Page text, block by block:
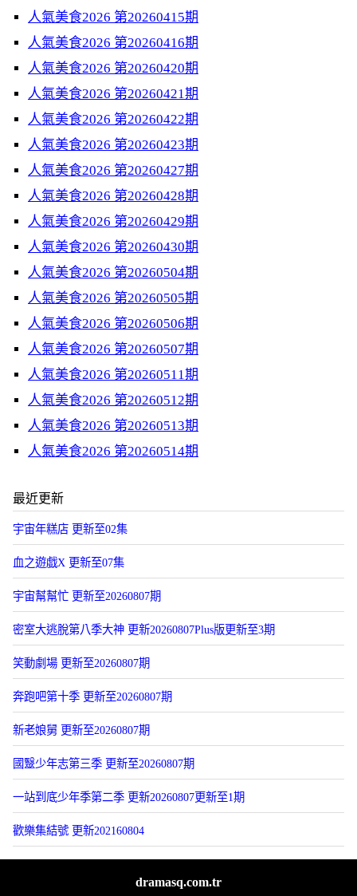
人氣美食2026 第20260415期
人氣美食2026 第20260416期
人氣美食2026 第20260420期
人氣美食2026 第20260421期
人氣美食2026 第20260422期
人氣美食2026 第20260423期
人氣美食2026 第20260427期
人氣美食2026 第20260428期
人氣美食2026 第20260429期
人氣美食2026 第20260430期
人氣美食2026 第20260504期
人氣美食2026 第20260505期
人氣美食2026 第20260506期
人氣美食2026 第20260507期
人氣美食2026 第20260511期
人氣美食2026 第20260512期
人氣美食2026 第20260513期
人氣美食2026 第20260514期
最近更新
宇宙年糕店 更新至02集
血之遊戯X 更新至07集
宇宙幫幫忙 更新至20260807期
密室大逃脫第八季大神 更新20260807Plus版更新至3期
笑動劇場 更新至20260807期
奔跑吧第十季 更新至20260807期
新老娘舅 更新至20260807期
國毉少年志第三季 更新至20260807期
一站到底少年季第二季 更新20260807更新至1期
歡樂集結號 更新202160804
dramasq.com.tr